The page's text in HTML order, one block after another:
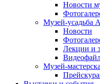
Новости
Музей-усадьба
Новости
Лекции и
Музей-